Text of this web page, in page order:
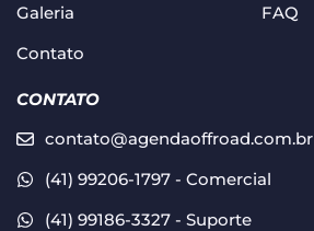
Galeria
Contato
FAQ
CONTATO
contato@agendaoffroad.com.br
(41) 99206-1797 - Comercial
(41) 99186-3327 - Suporte